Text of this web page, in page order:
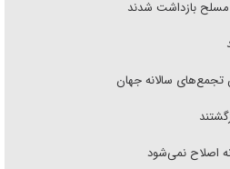
تجمع‌های سالانه جهان
اصلاح نمی‌شود